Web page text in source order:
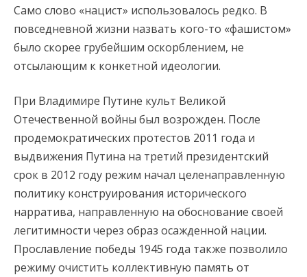
Само слово «нацист» использовалось редко. В
повседневной жизни назвать кого-то «фашистом»
было скорее грубейшим оскорблением, не
отсылающим к конкетной идеологии.
При Владимире Путине культ Великой
Отечественной войны был возрожден. После
продемократических протестов 2011 года и
выдвижения Путина на третий президентский
срок в 2012 году режим начал целенаправленную
политику конструирования исторического
нарратива, направленную на обоснование своей
легитимности через образ осажденной нации.
Прославление победы 1945 года также позволило
режиму очистить коллективную память от